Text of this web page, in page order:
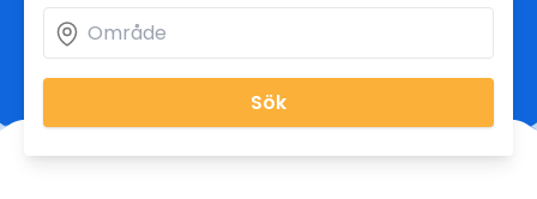
Sök